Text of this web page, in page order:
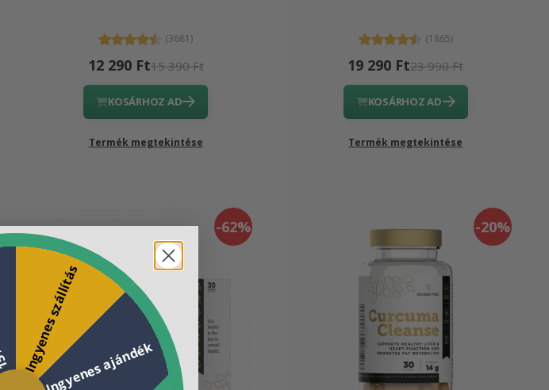
(3681)
12 290 Ft15 390 Ft
KOSÁRHOZ AD
Termék megtekintése
(1865)
19 290 Ft23 990 Ft
KOSÁRHOZ AD
Termék megtekintése
-62% -20%
Ingyenes szállítás
Ingyenes ajándék